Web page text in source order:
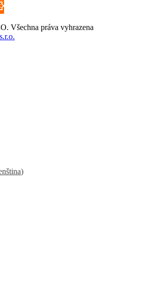
Všechna práva vyhrazena
)